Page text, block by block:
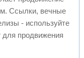
Ссылки, вечные
- используйте
продвижения